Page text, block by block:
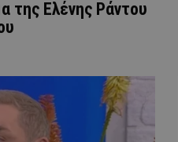
της Ελένης Ράντου